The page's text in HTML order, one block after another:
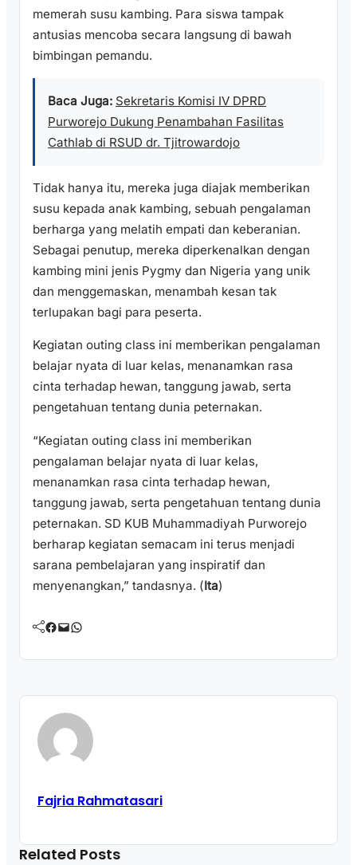
memerah susu kambing. Para siswa tampak
antusias mencoba secara langsung di bawah
bimbingan pemandu.
Baca Juga: Sekretaris Komisi IV DPRD
Purworejo Dukung Penambahan Fasilitas
Cathlab di RSUD dr. Tjitrowardojo
Tidak hanya itu, mereka juga diajak memberikan
susu kepada anak kambing, sebuah pengalaman
berharga yang melatih empati dan keberanian.
Sebagai penutup, mereka diperkenalkan dengan
kambing mini jenis Pygmy dan Nigeria yang unik
dan menggemaskan, menambah kesan tak
terlupakan bagi para peserta.
Kegiatan outing class ini memberikan pengalaman
belajar nyata di luar kelas, menanamkan rasa
cinta terhadap hewan, tanggung jawab, serta
pengetahuan tentang dunia peternakan.
“Kegiatan outing class ini memberikan
pengalaman belajar nyata di luar kelas,
menanamkan rasa cinta terhadap hewan,
tanggung jawab, serta pengetahuan tentang dunia
peternakan. SD KUB Muhammadiyah Purworejo
berharap kegiatan semacam ini terus menjadi
sarana pembelajaran yang inspiratif dan
menyenangkan,” tandasnya. (Ita)
Facebook Mail WhatsApp
Fajria Rahmatasari
Related Posts